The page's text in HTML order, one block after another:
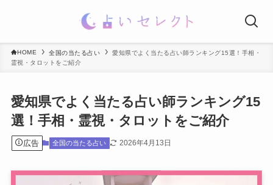
HOME 全国の当たる占い
愛知県でよく当たる占い師ランキング15選！手相・
霊視・タロットをご紹介
愛知県でよく当たる占い師ランキング15
選！手相・霊視・タロットをご紹介
広告 全国の当たる占い 2026年4月13日